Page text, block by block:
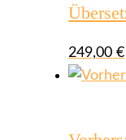
249,00 €